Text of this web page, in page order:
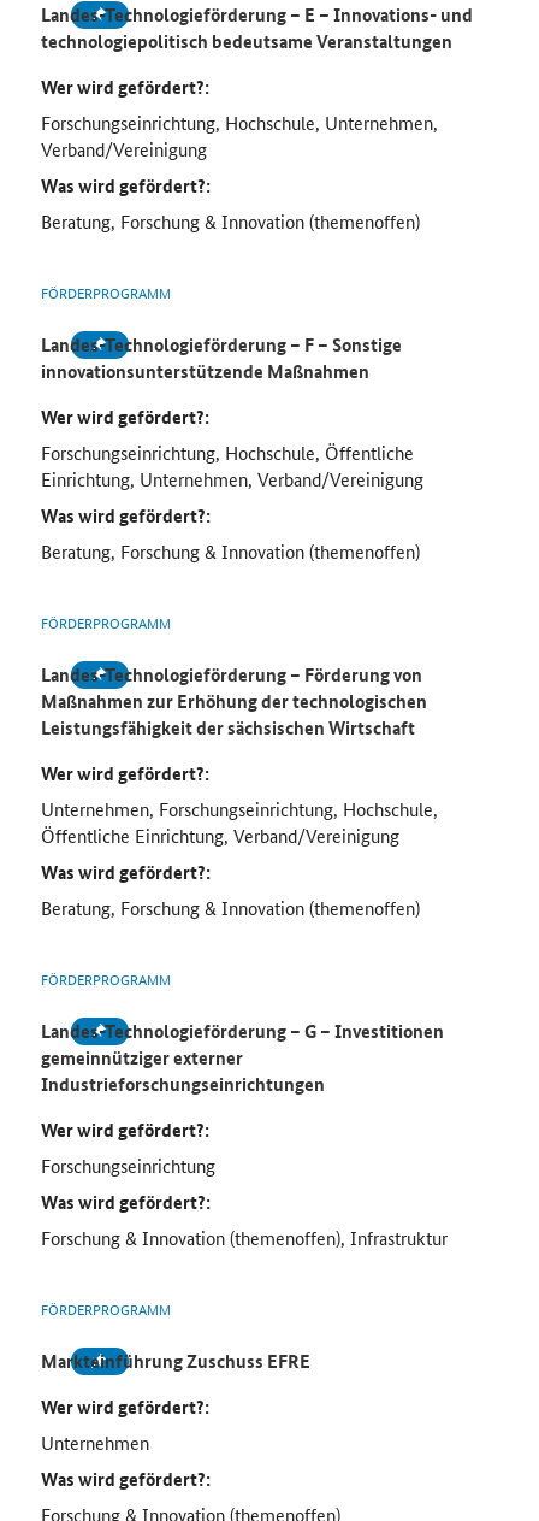
Landes-Technologieförderung – E – Innovations- und
technologiepolitisch bedeutsame Veranstaltungen
Wer wird gefördert?:
Forschungseinrichtung, Hochschule, Unternehmen,
Verband/Vereinigung
Was wird gefördert?:
Beratung, Forschung & Innovation (themenoffen)
FÖRDERPROGRAMM
Landes-Technologieförderung – F – Sonstige
innovationsunterstützende Maßnahmen
Wer wird gefördert?:
Forschungseinrichtung, Hochschule, Öffentliche
Einrichtung, Unternehmen, Verband/Vereinigung
Was wird gefördert?:
Beratung, Forschung & Innovation (themenoffen)
FÖRDERPROGRAMM
Landes-Technologieförderung – Förderung von
Maßnahmen zur Erhöhung der technologischen
Leistungsfähigkeit der sächsischen Wirtschaft
Wer wird gefördert?:
Unternehmen, Forschungseinrichtung, Hochschule,
Öffentliche Einrichtung, Verband/Vereinigung
Was wird gefördert?:
Beratung, Forschung & Innovation (themenoffen)
FÖRDERPROGRAMM
Landes-Technologieförderung – G – Investitionen
gemeinnütziger externer
Industrieforschungseinrichtungen
Wer wird gefördert?:
Forschungseinrichtung
Was wird gefördert?:
Forschung & Innovation (themenoffen), Infrastruktur
FÖRDERPROGRAMM
Markteinführung Zuschuss EFRE
Wer wird gefördert?:
Unternehmen
Was wird gefördert?:
Forschung & Innovation (themenoffen)